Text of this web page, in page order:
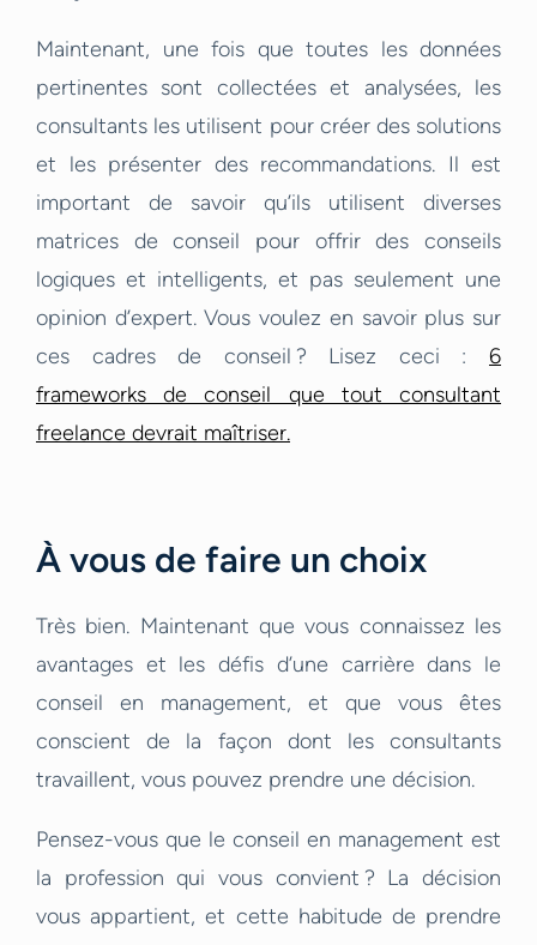
Maintenant, une fois que toutes les données
pertinentes sont collectées et analysées, les
consultants les utilisent pour créer des solutions
et les présenter des recommandations. Il est
important de savoir qu’ils utilisent diverses
matrices de conseil pour offrir des conseils
logiques et intelligents, et pas seulement une
opinion d’expert. Vous voulez en savoir plus sur
ces cadres de conseil ? Lisez ceci : 6
frameworks de conseil que tout consultant
freelance devrait maîtriser.
À vous de faire un choix
Très bien. Maintenant que vous connaissez les
avantages et les défis d’une carrière dans le
conseil en management, et que vous êtes
conscient de la façon dont les consultants
travaillent, vous pouvez prendre une décision.
Pensez-vous que le conseil en management est
la profession qui vous convient ? La décision
vous appartient, et cette habitude de prendre